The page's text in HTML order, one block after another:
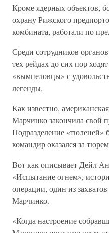
Кроме ядерных объектов,
охрану Рижского
комбината, работали по
Среди сотрудников
тех рейдах до сих пор
«вымпеловцы» с
легенды.
Как известно,
Марчинко закончила свой
Подразделение «тюленей»
командир оказался за
Вот как описывает Дейл
«Испытание огнем»,
операции, один из
Марчинко.
«Когда настроение